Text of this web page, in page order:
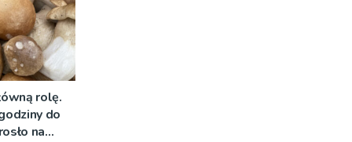
rolę.
do
na